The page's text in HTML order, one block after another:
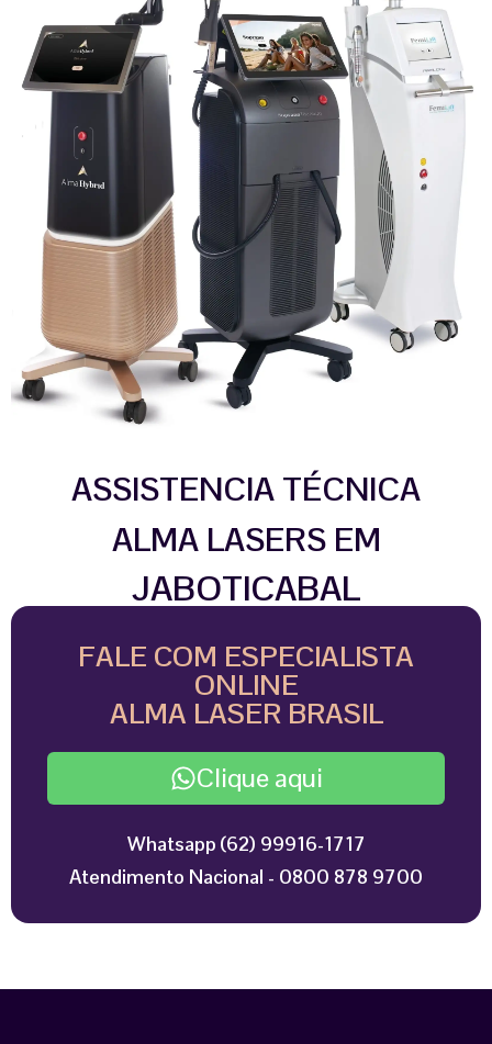
ASSISTENCIA TÉCNICA
ALMA LASERS EM
JABOTICABAL
FALE COM ESPECIALISTA
ONLINE
ALMA LASER BRASIL
Clique aqui
Whatsapp (62) 99916-1717
Atendimento Nacional - 0800 878 9700